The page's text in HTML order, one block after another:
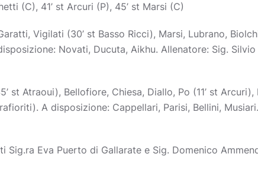
(C), 41’ st Arcuri (P), 45’ st Marsi (C)
Vigilati (30’ st Basso Ricci), Marsi, Lubrano,
Novati, Ducuta, Aikhu. Allenatore: Sig. Silvio
st Atraoui), Bellofiore, Chiesa, Diallo, Po (11’ st Arcuri),
A disposizione: Cappellari, Parisi, Bellini, Musiari.
Sig.ra Eva Puerto di Gallarate e Sig. Domenico